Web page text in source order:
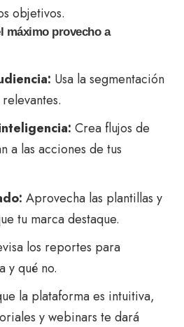
objetivos.
máximo provecho a
Usa la segmentación
Crea flujos de
a las acciones de tus
Aprovecha las plantillas y
tu marca destaque.
los reportes para
y qué no.
la plataforma es intuitiva,
y webinars te dará